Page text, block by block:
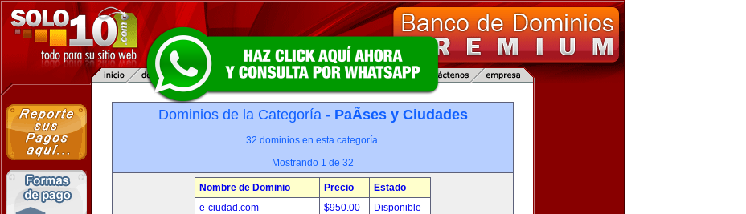
Dominios de la Categoría - PaÃ­ses y Ciudades
32 dominios en esta categoría.
Mostrando 1 de 32
Nombre de Dominio Precio
Estado
e-ciudad.com
$950.00
Disponible